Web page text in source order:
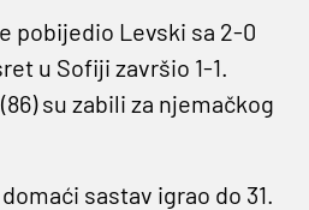
pobijedio Levski sa 2-0
u Sofiji završio 1-1.
(86) su zabili za njemačkog
sastav igrao do 31.